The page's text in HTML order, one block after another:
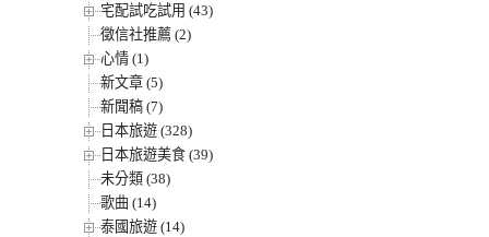
宅配試吃試用 (43)
徵信社推薦 (2)
心情 (1)
新文章 (5)
新聞稿 (7)
日本旅遊 (328)
日本旅遊美食 (39)
未分類 (38)
歌曲 (14)
泰國旅遊 (14)